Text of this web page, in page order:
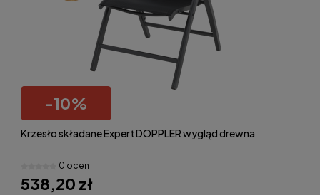
-10%
Krzesło składane Expert DOPPLER wygląd drewna
0 ocen
538,20 zł